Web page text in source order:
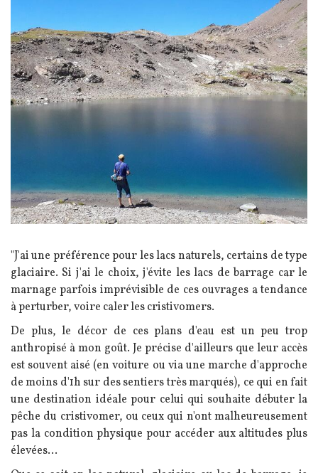
Texte
"J'ai une préférence pour les lacs naturels, certains de type
glaciaire. Si j'ai le choix, j'évite les lacs de barrage car le
marnage parfois imprévisible de ces ouvrages a tendance
à perturber, voire caler les cristivomers.
De plus, le décor de ces plans d'eau est un peu trop
anthropisé à mon goût. Je précise d'ailleurs que leur accès
est souvent aisé (en voiture ou via une marche d'approche
de moins d'1h sur des sentiers très marqués), ce qui en fait
une destination idéale pour celui qui souhaite débuter la
pêche du cristivomer, ou ceux qui n'ont malheureusement
pas la condition physique pour accéder aux altitudes plus
élevées...